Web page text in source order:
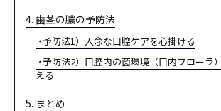
4. 歯茎の膿の予防法
予防法1）入念な口腔ケアを心掛ける
予防法2）口腔内の菌環境（口内フローラ
える
5. まとめ